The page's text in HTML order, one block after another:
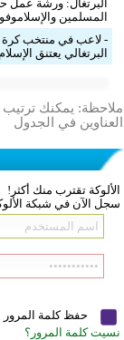
البرتغال: ورشة عمل
المسلمين
- لاعب في منتخب كرة
البرتغالي يعتنق الإسلام
ملاحظة: يمكنك ترتيب
العناوين في الجدول
الألوكة تقترب منك أكثر!
سجل الآن في شبكة
حفظ كلمة المرور
نسيت كلمة المرور؟